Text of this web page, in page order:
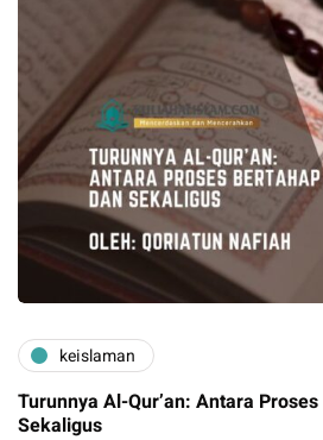
keislaman
Turunnya Al-Qur’an: Antara
Sekaligus